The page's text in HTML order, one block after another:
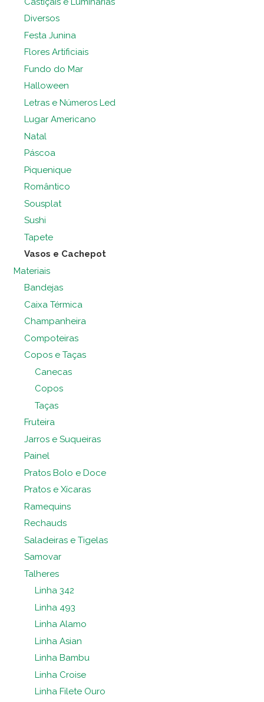
Diversos
Festa Junina
Flores Artificiais
Fundo do Mar
Halloween
Letras e Números Led
Lugar Americano
Natal
Páscoa
Piquenique
Romântico
Sousplat
Sushi
Tapete
Vasos e Cachepot
Materiais
Bandejas
Caixa Térmica
Champanheira
Compoteiras
Copos e Taças
Canecas
Copos
Taças
Fruteira
Jarros e Suqueiras
Painel
Pratos Bolo e Doce
Pratos e Xícaras
Ramequins
Rechauds
Saladeiras e Tigelas
Samovar
Talheres
Linha 342
Linha 493
Linha Alamo
Linha Asian
Linha Bambu
Linha Croise
Linha Filete Ouro